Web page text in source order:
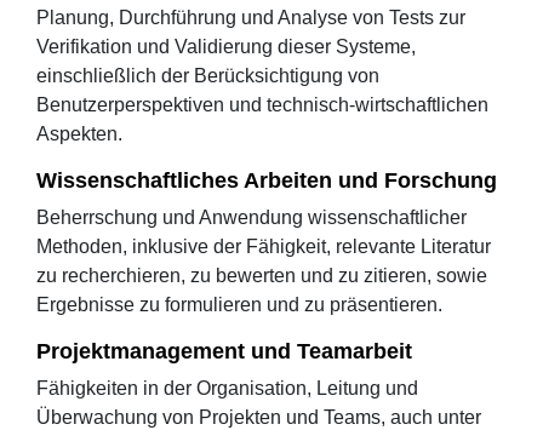
Planung, Durchführung und Analyse von Tests zur
Verifikation und Validierung dieser Systeme,
einschließlich der Berücksichtigung von
Benutzerperspektiven und technisch-wirtschaftlichen
Aspekten.
Wissenschaftliches Arbeiten und Forschung
Beherrschung und Anwendung wissenschaftlicher
Methoden, inklusive der Fähigkeit, relevante Literatur
zu recherchieren, zu bewerten und zu zitieren, sowie
Ergebnisse zu formulieren und zu präsentieren.
Projektmanagement und Teamarbeit
Fähigkeiten in der Organisation, Leitung und
Überwachung von Projekten und Teams, auch unter